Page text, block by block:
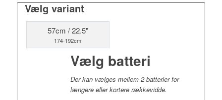
Vælg variant
57cm / 22.5"
174-192cm
Vælg batteri
Der kan vælges mellem 2 batterier for
længere eller kortere rækkevidde.